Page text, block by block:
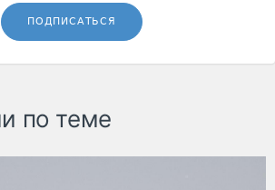
ПОДПИСАТЬСЯ
по теме